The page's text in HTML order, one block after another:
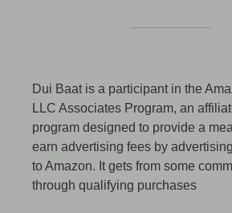
Dui Baat is a participant in the
LLC Associates Program, an
program designed to provide a
earn advertising fees by
to Amazon. It gets from some
through qualifying purchases